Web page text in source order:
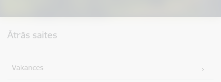
Ātrās saites
Vakances